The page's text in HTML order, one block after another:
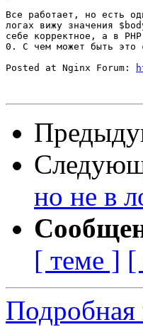
Все работает, но есть
логах вижу значения
себе корректное, а в
0. С чем может быть это
Posted at Nginx Forum:
но не в
[ теме ] [
Подробная